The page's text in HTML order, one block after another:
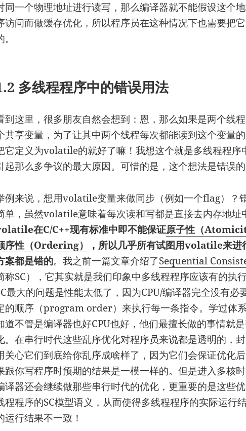
同一个物理地址进行读写，那么编译器就不能假设这个
访问而做缓存优化，所以程序员在这种情况下也需要把
多线程程序中的错误用法
到这里，很多朋友自然会想到：恩，那么如果是两个线
共享变量，为了让其中两个线程每次都能读到这个变量
它定义为volatile的就好了嘛！我想这个就是多线程程
起那么多争议的最大原因。可惜的是，这个想法是错误的
例来说，想用volatile变量来做同步（例如一个flag）？
单，虽然volatile意味着每次读和写都是直接去内存地址
在C/C++现有标准中即不能保证原子性（
序性（Ordering）
，所以几乎所有试图用volatile来进
案都是错的。我之前一篇文章介绍了Sequential
称SC），它其实就是我们印象中多线程程序应该有的执
最大的问题是性能太低了，因为CPU/编译器完全没有必
的顺序（program order）来执行每一条指令。学过体
道不管是编译器也好CPU也好，他们最擅长做的事情就
。在串行时代这些乱序优化对程序员来说都是透明的，
关心它们到底给你乱序成啥样了，因为它们会保证优化
跟你写程序时预期的结果是一模一样的。但是进入多核
译器还会继续做那些串行时代的优化，更重要的是这些
程程序的SC模型语义，从而使得多线程程序的实际运行
运行结果不一致！